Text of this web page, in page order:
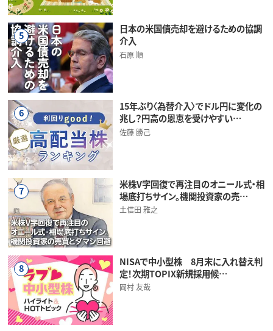
5
日本の米国債売却を避けるための協調
介入
石原 順
6
15年ぶり〈為替介入〉でドル円に変化の
兆し？円高の恩恵を受けやすい…
佐藤 勝己
7
米株V字回復で再注目のオニール式・相
場底打ちサイン。機関投資家の売…
土信田 雅之
8
NISAで中小型株 8月末に入れ替え判
定！次期TOPIX新規採用候…
岡村 友哉